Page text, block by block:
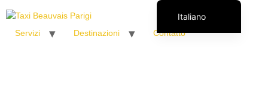
Servizi Destinazioni Contatto
Italiano
Français